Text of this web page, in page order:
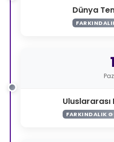
Dünya
FARKINDALIK